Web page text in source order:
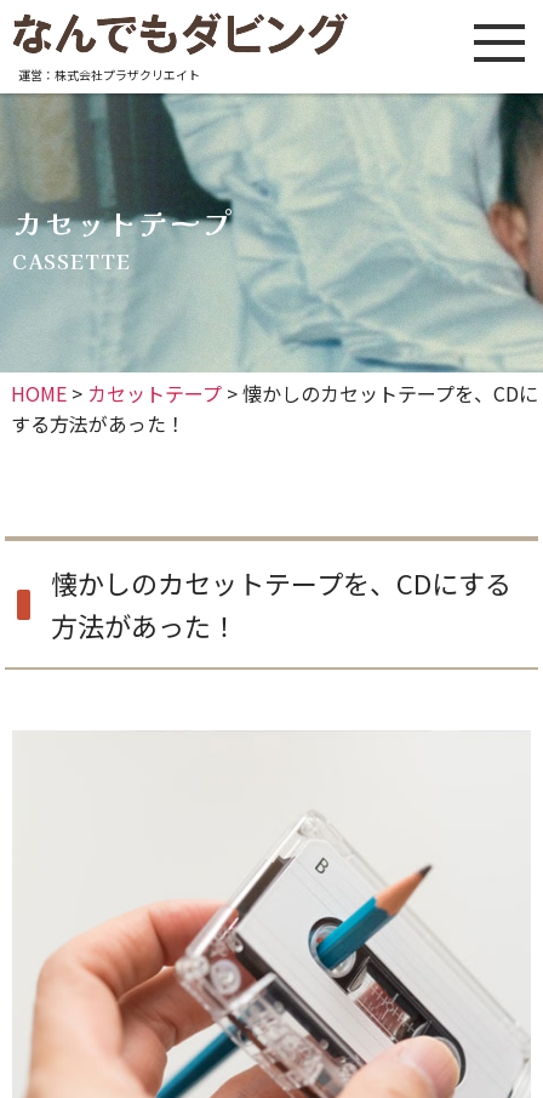
運営：株式会社プラザクリエイト
カセットテープ
CASSETTE
HOME > カセットテープ>懐かしのカセットテープを、CDに
する方法があった！
懐かしのカセットテープを、CDにする
方法があった！